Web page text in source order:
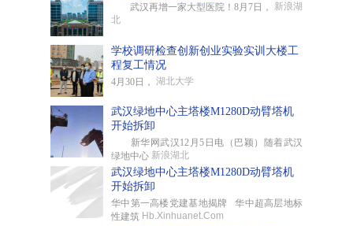
武汉再增一家大型医院！8月7日， 新浪湖
北
学校调研检查创新创业实验实训大楼工
程复工情况
4月30日， 湖北大学
武汉绿地中心主塔楼M1280D动臂塔机
开始拆卸
新华网武汉12月5日电（巴颖）随着武汉
绿地中心 新浪湖北
武汉绿地中心主塔楼M1280D动臂塔机
开始拆卸
华中第一高楼党建基地揭牌 华中超高层地标
性建筑 Hb.Xinhuanet.Com